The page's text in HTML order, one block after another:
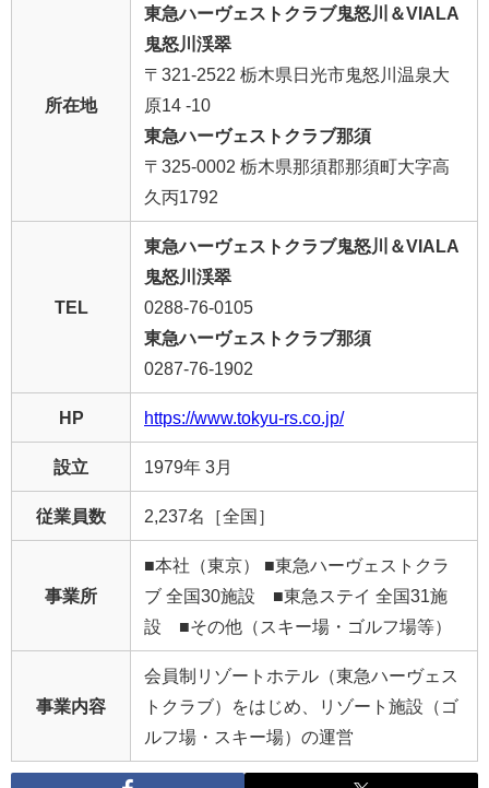
所在地
東急ハーヴェストクラブ鬼怒川＆VIALA
鬼怒川渓翠
〒321-2522 栃木県日光市鬼怒川温泉大
原14 -10
東急ハーヴェストクラブ那須
〒325-0002 栃木県那須郡那須町大字高
久丙1792
TEL
東急ハーヴェストクラブ鬼怒川＆VIALA
鬼怒川渓翠
0288-76-0105
東急ハーヴェストクラブ那須
0287-76-1902
HP https://www.tokyu-rs.co.jp/
設立 1979年 3月
従業員数 2,237名［全国］
事業所
■本社（東京） ■東急ハーヴェストクラ
ブ 全国30施設 ■東急ステイ 全国31施
設 ■その他（スキー場・ゴルフ場等）
事業内容
会員制リゾートホテル（東急ハーヴェス
トクラブ）をはじめ、リゾート施設（ゴ
ルフ場・スキー場）の運営